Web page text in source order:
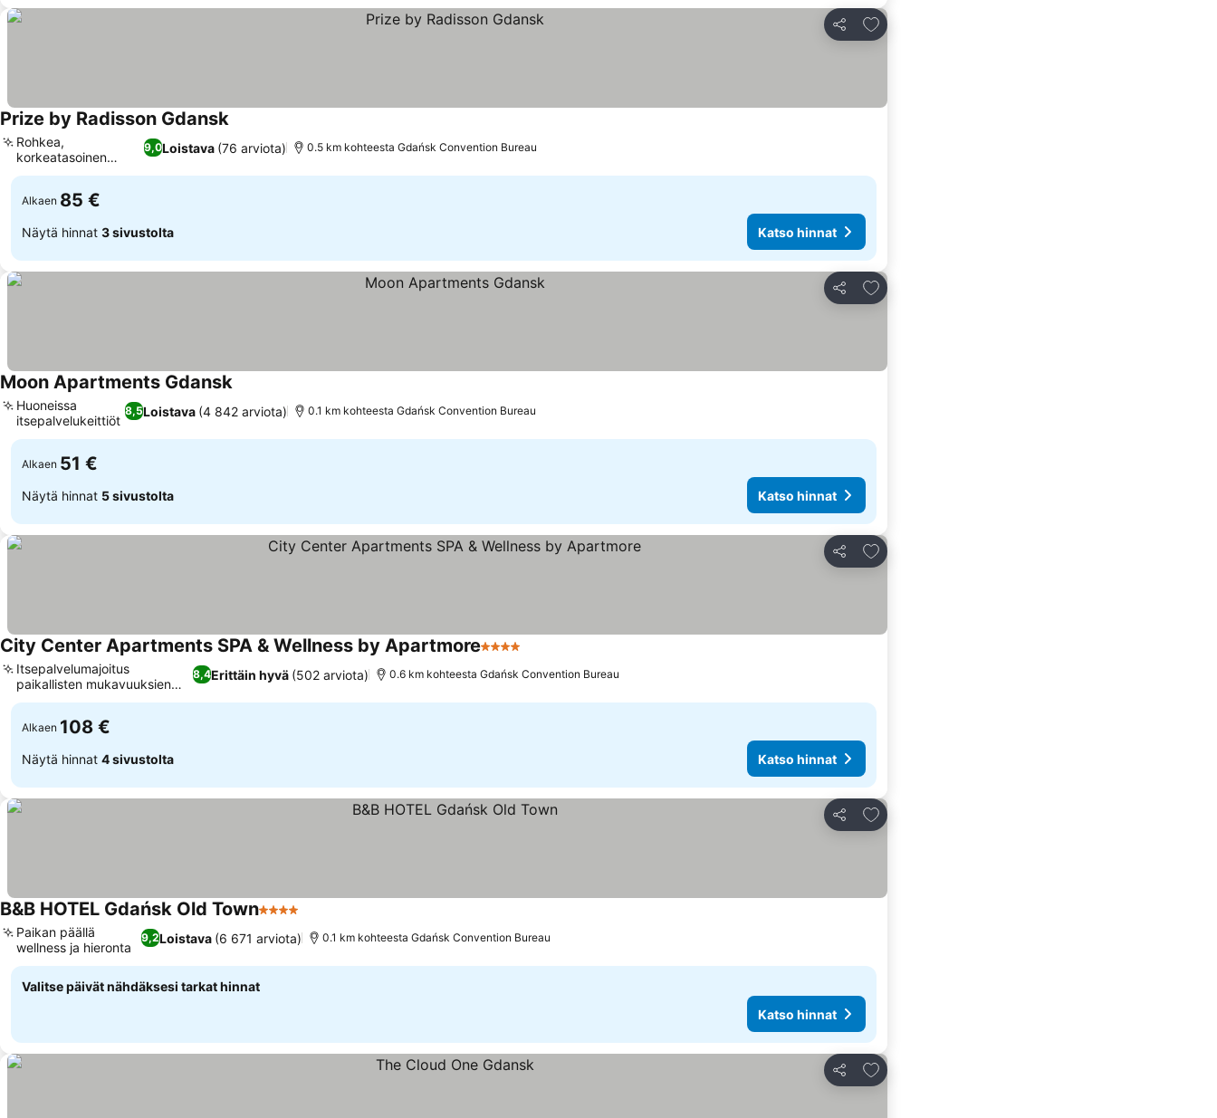
Jaa
Lisää suosikkeihin
Prize by Radisson Gdansk
9,0Loistava (76 arviota)
Rohkea,
korkeatasoinen
muotoilu
0.5 km kohteesta Gdańsk Convention Bureau
Alkaen 85 €
Näytä hinnat 3 sivustolta Katso hinnat
Jaa
Lisää suosikkeihin
Moon Apartments Gdansk
8,5Loistava (4 842 arviota)
Huoneissa
itsepalvelukeittiöt
0.1 km kohteesta Gdańsk Convention Bureau
Alkaen 51 €
Näytä hinnat 5 sivustolta Katso hinnat
Jaa
Lisää suosikkeihin
City Center Apartments SPA & Wellness by Apartmore4 Tähtiluokitus
8,4Erittäin hyvä (502 arviota)
Itsepalvelumajoitus
paikallisten mukavuuksien
äärellä
0.6 km kohteesta Gdańsk Convention Bureau
Alkaen 108 €
Näytä hinnat 4 sivustolta Katso hinnat
Jaa
Lisää suosikkeihin
B&B HOTEL Gdańsk Old Town4 Tähtiluokitus
9,2Loistava (6 671 arviota)
Paikan päällä
wellness ja hieronta
0.1 km kohteesta Gdańsk Convention Bureau
Valitse päivät nähdäksesi tarkat hinnat
Katso hinnat
Jaa
Lisää suosikkeihin